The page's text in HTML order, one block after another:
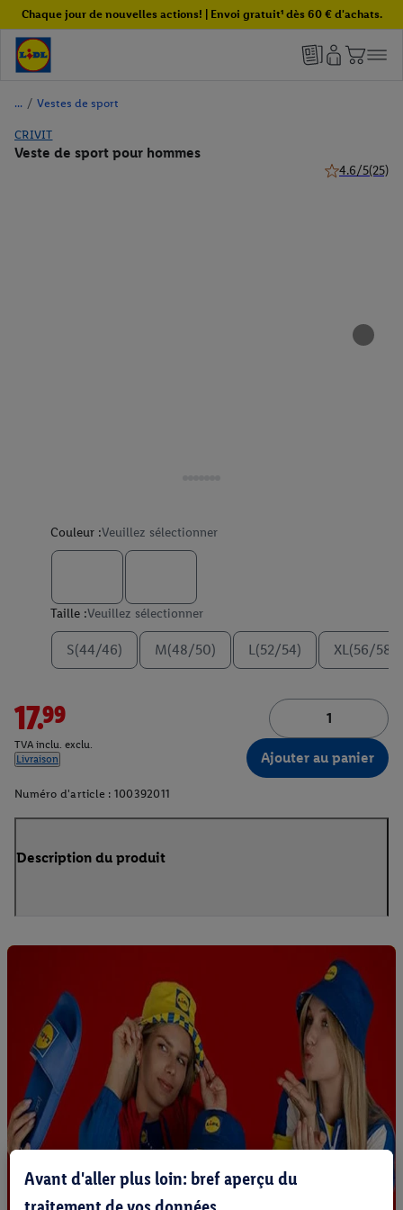
Chaque jour de nouvelles actions! | Envoi gratuit¹ dès 60 € d'achats.
/ Vestes de sport
CRIVIT
Veste de sport pour hommes
4.6/5(25)
Couleur :Veuillez sélectionner
Taille :Veuillez sélectionner
S(44/46) M(48/50) L(52/54) XL(56/58)
17.99
TVA inclu. exclu.
Livraison
Ajouter au panier
Numéro d'article : 100392011
Description du produit
Avant d'aller plus loin: bref aperçu du